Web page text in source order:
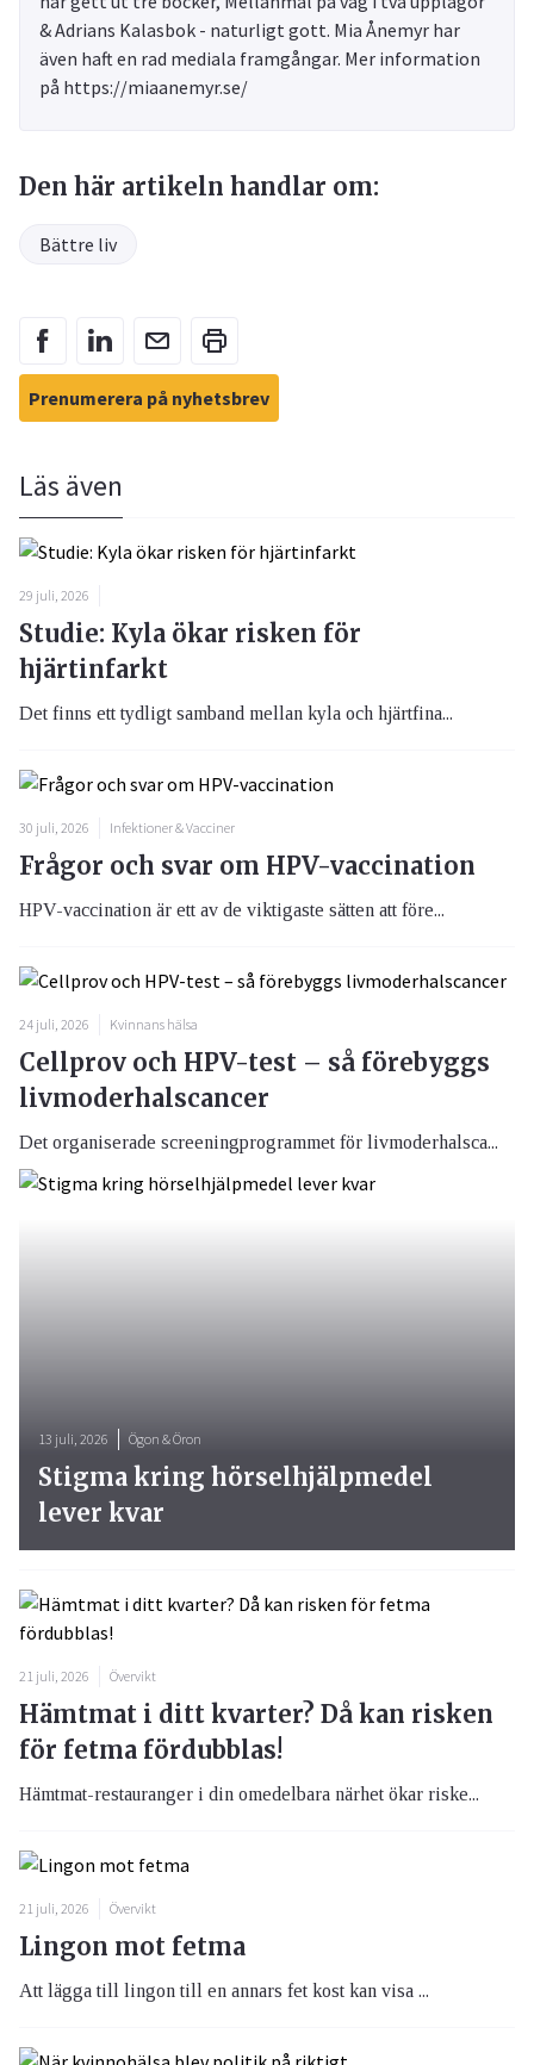
& Adrians Kalasbok - naturligt gott. Mia Ånemyr har
även haft en rad mediala framgångar. Mer information
på https://miaanemyr.se/
Den här artikeln handlar om:
Bättre liv
Prenumerera på nyhetsbrev
Läs även
29 juli, 2026
Studie: Kyla ökar risken för
hjärtinfarkt
Det finns ett tydligt samband mellan kyla och hjärtfina...
30 juli, 2026 Infektioner & Vacciner
Frågor och svar om HPV-vaccination
HPV-vaccination är ett av de viktigaste sätten att före...
24 juli, 2026 Kvinnans hälsa
Cellprov och HPV-test – så förebyggs
livmoderhalscancer
Det organiserade screeningprogrammet för livmoderhalsca...
21 juli, 2026 Övervikt
Hämtmat i ditt kvarter? Då kan risken
för fetma fördubblas!
Hämtmat-restauranger i din omedelbara närhet ökar riske...
21 juli, 2026 Övervikt
Lingon mot fetma
Att lägga till lingon till en annars fet kost kan visa ...
13 juli, 2026 Ögon & Öron
Stigma kring hörselhjälpmedel
lever kvar